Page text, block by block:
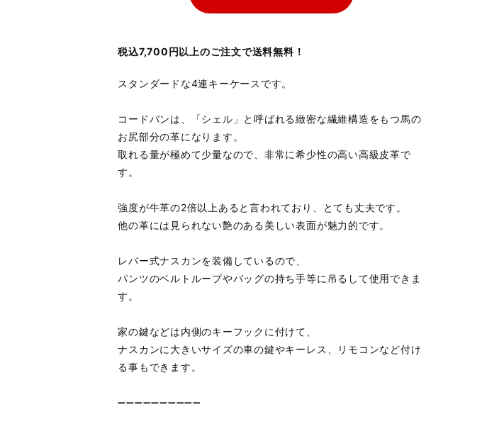
税込7,700円以上のご注文で送料無料！
スタンダードな4連キーケースです。
コードバンは、「シェル」と呼ばれる緻密な繊維構造をもつ馬の
お尻部分の革になります。
取れる量が極めて少量なので、非常に希少性の高い高級皮革で
す。
強度が牛革の2倍以上あると言われており、とても丈夫です。
他の革には見られない艶のある美しい表面が魅力的です。
レバー式ナスカンを装備しているので、
パンツのベルトループやバッグの持ち手等に吊るして使用できま
す。
家の鍵などは内側のキーフックに付けて、
ナスカンに大きいサイズの車の鍵やキーレス、リモコンなど付け
る事もできます。
➖➖➖➖➖➖➖➖➖➖